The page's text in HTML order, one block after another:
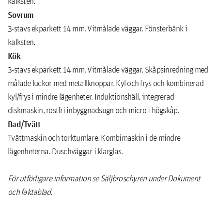
Sovrum
3-stavs ekparkett 14 mm. Vitmålade väggar. Fönsterbänk i
kalksten.
Kök
3-stavs ekparkett 14 mm. Vitmålade väggar. Skåpsinredning med
målade luckor med metallknoppar. Kyl och frys och kombinerad
kyl/frys i mindre lägenheter. Induktionshäll, integrerad
diskmaskin, rostfri inbyggnadsugn och micro i högskåp.
Bad/Tvätt
Tvättmaskin och torktumlare. Kombimaskin i de mindre
lägenheterna. Duschväggar i klarglas.
För utförligare information se Säljbroschyren under Dokument
och faktablad.